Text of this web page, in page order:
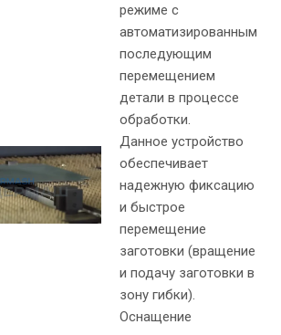
режиме с
автоматизированным
последующим
перемещением
детали в процессе
обработки.
Данное устройство
обеспечивает
надежную фиксацию
и быстрое
перемещение
заготовки (вращение
и подачу заготовки в
зону гибки).
Оснащение